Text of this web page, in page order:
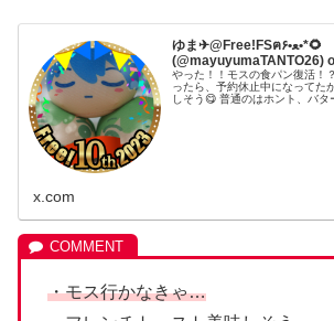
ゆま✈@Free!FSฅ۶•ﻌ•*🌻
(@mayuyumaTANTO26)
やった！！モスの食パン復活！
ったら、予約休止中になってた
しそう😋 普通のはホント、バ
x.com
・モス行かなきゃ…